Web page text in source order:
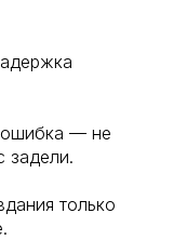
ошибка — не
задели.
только